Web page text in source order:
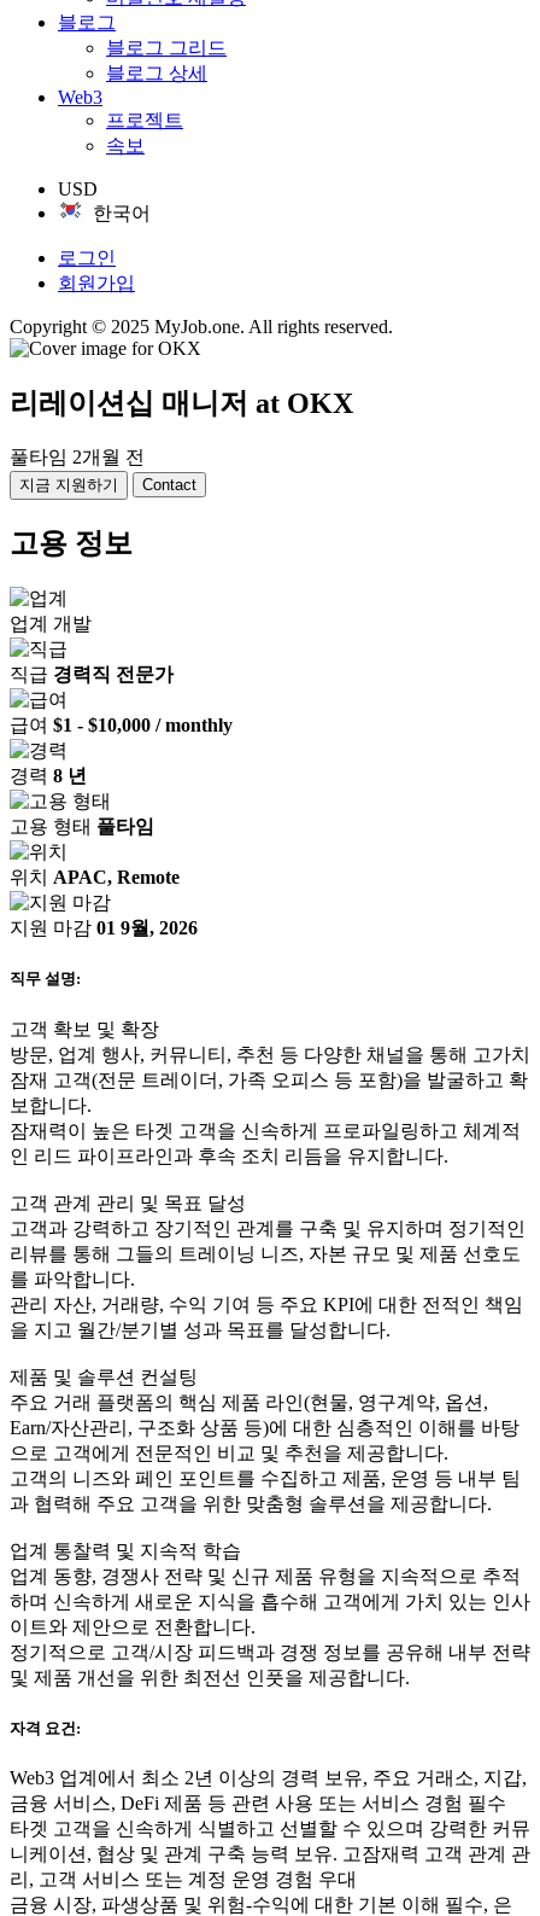
블로그
블로그 그리드
블로그 상세
Web3
프로젝트
속보
USD
한국어
로그인
회원가입
Copyright © 2025 MyJob.one. All rights reserved.
리레이션십 매니저 at OKX
풀타임 2개월 전
지금 지원하기 Contact
고용 정보
업계 개발
직급 경력직 전문가
급여 $1 - $10,000 / monthly
경력 8 년
고용 형태 풀타임
위치 APAC, Remote
지원 마감 01 9월, 2026
직무 설명:
고객 확보 및 확장
방문, 업계 행사, 커뮤니티, 추천 등 다양한 채널을 통해 고가치
잠재 고객(전문 트레이더, 가족 오피스 등 포함)을 발굴하고 확
보합니다.
잠재력이 높은 타겟 고객을 신속하게 프로파일링하고 체계적
인 리드 파이프라인과 후속 조치 리듬을 유지합니다.
고객 관계 관리 및 목표 달성
고객과 강력하고 장기적인 관계를 구축 및 유지하며 정기적인
리뷰를 통해 그들의 트레이닝 니즈, 자본 규모 및 제품 선호도
를 파악합니다.
관리 자산, 거래량, 수익 기여 등 주요 KPI에 대한 전적인 책임
을 지고 월간/분기별 성과 목표를 달성합니다.
제품 및 솔루션 컨설팅
주요 거래 플랫폼의 핵심 제품 라인(현물, 영구계약, 옵션,
Earn/자산관리, 구조화 상품 등)에 대한 심층적인 이해를 바탕
으로 고객에게 전문적인 비교 및 추천을 제공합니다.
고객의 니즈와 페인 포인트를 수집하고 제품, 운영 등 내부 팀
과 협력해 주요 고객을 위한 맞춤형 솔루션을 제공합니다.
업계 통찰력 및 지속적 학습
업계 동향, 경쟁사 전략 및 신규 제품 유형을 지속적으로 추적
하며 신속하게 새로운 지식을 흡수해 고객에게 가치 있는 인사
이트와 제안으로 전환합니다.
정기적으로 고객/시장 피드백과 경쟁 정보를 공유해 내부 전략
및 제품 개선을 위한 최전선 인풋을 제공합니다.
자격 요건:
Web3 업계에서 최소 2년 이상의 경력 보유, 주요 거래소, 지갑,
금융 서비스, DeFi 제품 등 관련 사용 또는 서비스 경험 필수
타겟 고객을 신속하게 식별하고 선별할 수 있으며 강력한 커뮤
니케이션, 협상 및 관계 구축 능력 보유. 고잠재력 고객 관계 관
리, 고객 서비스 또는 계정 운영 경험 우대
금융 시장, 파생상품 및 위험-수익에 대한 기본 이해 필수, 은